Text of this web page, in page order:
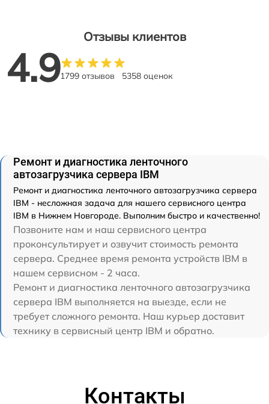
Отзывы клиентов
4.91799 отзывов 5358 оценок
Ремонт и диагностика ленточного
автозагрузчика сервера IBM
Ремонт и диагностика ленточного автозагрузчика сервера
IBM - несложная задача для нашего сервисного центра
IBM в Нижнем Новгороде. Выполним быстро и качественно!
Позвоните нам и наш сервисного центра
проконсультирует и озвучит стоимость ремонта
сервера. Среднее время ремонта устройств IBM в
нашем сервисном - 2 часа.
Ремонт и диагностика ленточного автозагрузчика
сервера IBM выполняется на выезде, если не
требует сложного ремонта. Наш курьер доставит
технику в сервисный центр IBM и обратно.
Контакты